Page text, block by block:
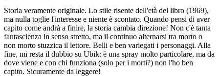
Storia veramente originale. Lo stile risente dell'età del libro (1969),
ma nulla toglie l'interesse e niente è scontato. Quando pensi di aver
capito come andrà a finire, la storia cambia direzione! Non c'è tanta
fantascienza in senso stretto, ma il continuo alternarsi tra morto o
non morto stuzzica il lettore. Belli e ben variegati i personaggi. Alla
fine, mi resta il dubbio su Ubik: è una spray molto particolare, ma da
dove viene e con chi funziona (solo per i morti?) non l'ho ben
capito. Sicuramente da leggere!